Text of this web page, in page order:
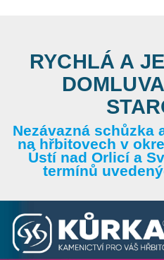
RYCHLÁ A
Nezávazná schůzka
na hřbitovech v
Ústí nad Orlicí a
termínů